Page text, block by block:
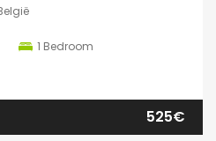
1 Bedroom
525€